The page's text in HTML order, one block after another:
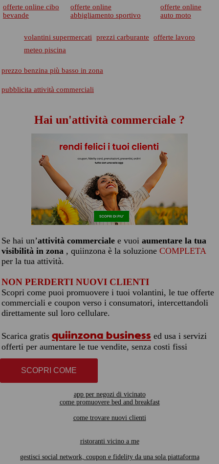
offerte online cibo
bevande
offerte online
abbigliamento sportivo
offerte online
auto moto
volantini supermercati prezzi carburante
offerte lavoro
meteo piscina
prezzo benzina più basso in zona
pubblicita attività commerciali
Hai un'attività commerciale ?
Se hai un’attività commerciale e vuoi aumentare la tua
visibilità in zona , quiinzona è la soluzione COMPLETA
per la tua attività.
NON PERDERTI NUOVI CLIENTI
Scopri come puoi promuovere i tuoi volantini, le tue offerte
commerciali e coupon verso i consumatori, intercettandoli
direttamente sul loro cellulare.
Scarica gratis quiinzona business ed usa i servizi
offerti per aumentare le tue vendite, senza costi fissi
SCOPRI COME
app per negozi di vicinato
come promuovere bed and breakfast
come trovare nuovi clienti
ristoranti vicino a me
gestisci social network, coupon e fidelity da una sola piattaforma